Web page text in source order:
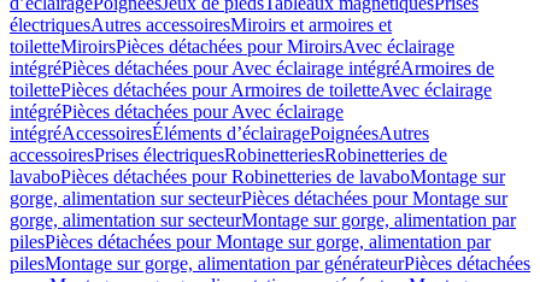
électriquesAutres accessoiresMiroirs et armoires et
toiletteMiroirsPièces détachées pour MiroirsAvec éclairage
intégréPièces détachées pour Avec éclairage intégréArmoires de
toilettePièces détachées pour Armoires de toiletteAvec éclairage
intégréPièces détachées pour Avec éclairage
intégréAccessoiresÉléments d’éclairagePoignéesAutres
accessoiresPrises électriquesRobinetteriesRobinetteries de
lavaboPièces détachées pour Robinetteries de lavaboMontage sur
gorge, alimentation sur secteurPièces détachées pour Montage sur
gorge, alimentation sur secteurMontage sur gorge, alimentation par
pilesPièces détachées pour Montage sur gorge, alimentation par
pilesMontage sur gorge, alimentation par générateurPièces détachées